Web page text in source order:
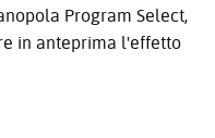
Program Select,
in anteprima l'effetto